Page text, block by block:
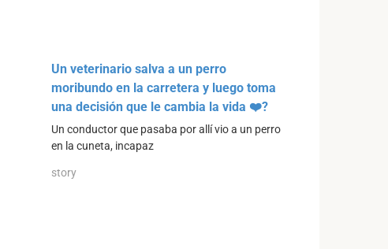
Un veterinario salva a un perro
moribundo en la carretera y luego toma
una decisión que le cambia la vida ❤️?
Un conductor que pasaba por allí vio a un perro
en la cuneta, incapaz
story